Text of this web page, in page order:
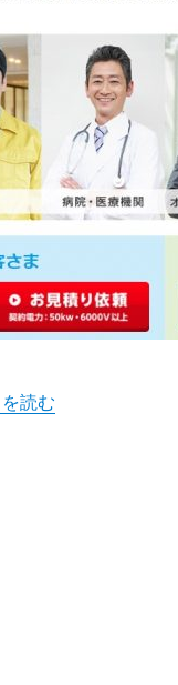
新電力の電気って安
読む